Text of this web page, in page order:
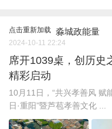
点击重新加载 淼城政能量
2024-10-11 22:24
席开1039桌，创历史
精彩启动
10月11日，“共兴孝善风 赋
日·重阳”暨芦苞孝善文化 ...